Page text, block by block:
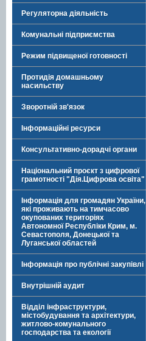
Регуляторна діяльність
Комунальні підприємства
Режим підвищеної готовності
Протидія домашньому
насильству
Зворотній зв'язок
Інформаційні ресурси
Консультативно-дорадчі органи
Національний проєкт з цифрової
грамотності "Дія.Цифрова освіта"
Інформація для громадян України,
які проживають на тимчасово
окупованих територіях
Автономної Республіки Крим, м.
Севастополя, Донецької та
Луганської областей
Інформація про публічні закупівлі
Внутрішній аудит
Відділ інфраструктури,
містобудування та архітектури,
житлово-комунального
господарства та екології